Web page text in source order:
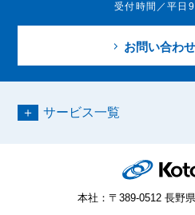
受付時間／平日
お問い合わ
サービス一覧
本社：〒389-0512 長野